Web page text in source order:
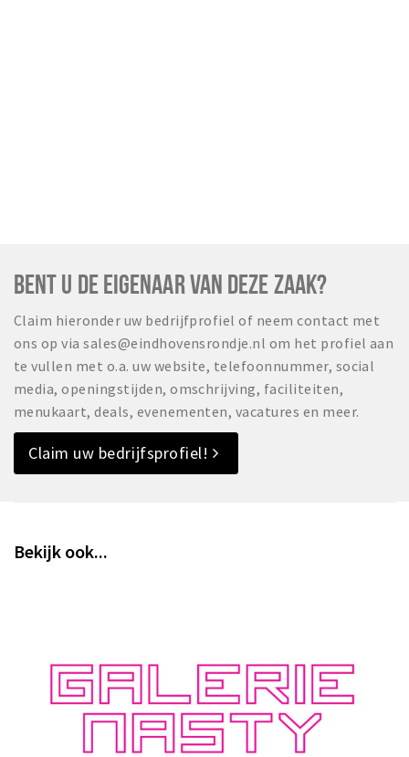
BENT U DE EIGENAAR VAN DEZE ZAAK?
Claim hieronder uw bedrijfprofiel of neem contact met
ons op via sales@eindhovensrondje.nl om het profiel aan
te vullen met o.a. uw website, telefoonnummer, social
media, openingstijden, omschrijving, faciliteiten,
menukaart, deals, evenementen, vacatures en meer.
Claim uw bedrijfsprofiel!
Bekijk ook...